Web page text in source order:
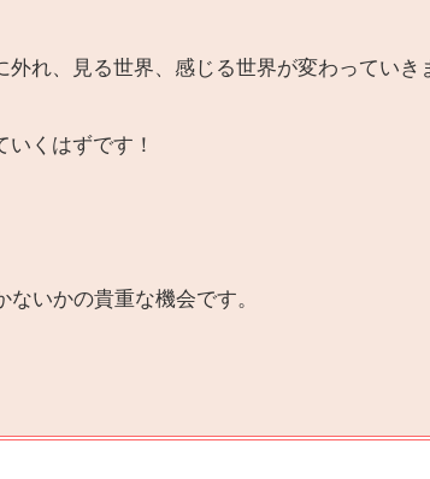
れ、見る世界、感じる世界が変わっていき
くはずです！
いかの貴重な機会です。